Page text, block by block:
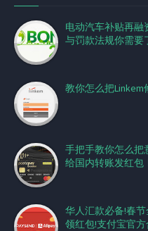
电动汽车补贴再融
与罚款法规你需要
教你怎么把
手把手教你怎么把
给国内转账发红包
华人汇款必备!春
领红包!支付宝官